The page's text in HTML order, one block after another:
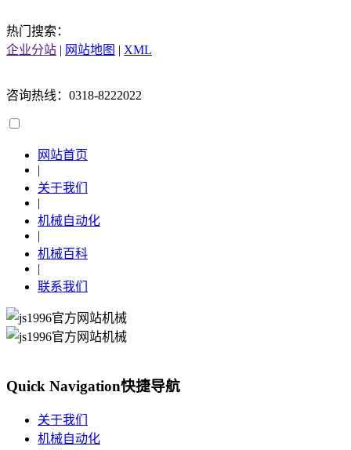
热门搜索：
企业分站 | 网站地图 | XML
咨询热线：0318-8222022
网站首页
|
关于我们
|
机械自动化
|
机械百科
|
联系我们
Quick Navigation快捷导航
关于我们
机械自动化